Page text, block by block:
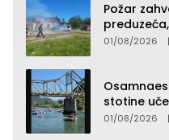
Požar
vatru
01/08/2026
stotine
01/08/2026